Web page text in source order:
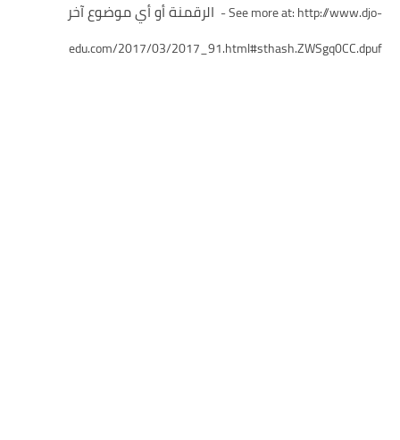
- See more at: http://www.djo-
edu.com/2017/03/2017_91.html#sthash.ZWSgq0CC.dpuf